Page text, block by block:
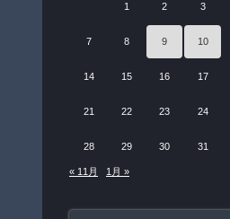
1 2 3
7 8 9 10
14 15 16 17
21 22 23 24
28 29 30 31
« 11月 1月 »